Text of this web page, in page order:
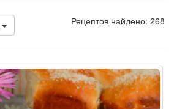
Рецептов найдено: 268